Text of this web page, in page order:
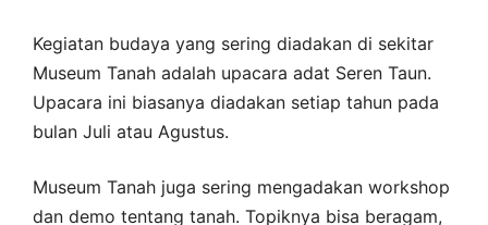
Kegiatan budaya yang sering diadakan di sekitar
Museum Tanah adalah upacara adat Seren Taun.
Upacara ini biasanya diadakan setiap tahun pada
bulan Juli atau Agustus.
Museum Tanah juga sering mengadakan workshop
dan demo tentang tanah. Topiknya bisa beragam,